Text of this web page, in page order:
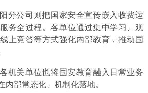
分公司则把国家安全宣传嵌入收费运
务全过程。各单位通过集中学习、观
上竞答等方式强化内部教育，推动国
机关单位也将国安教育融入日常业务
内部常态化、机制化落地。